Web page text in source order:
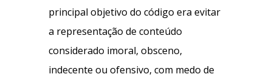
principal objetivo do código era evitar
a representação de conteúdo
considerado imoral, obsceno,
indecente ou ofensivo, com medo de